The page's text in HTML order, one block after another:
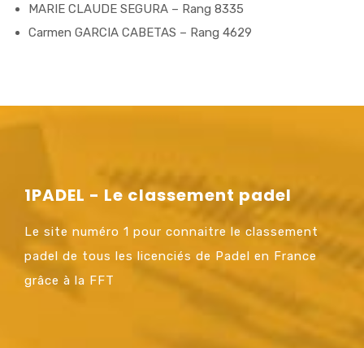
MARIE CLAUDE SEGURA – Rang 8335
Carmen GARCIA CABETAS – Rang 4629
1PADEL - Le classement padel
Le site numéro 1 pour connaitre le classement
padel de tous les licenciés de Padel en France
grâce à la FFT